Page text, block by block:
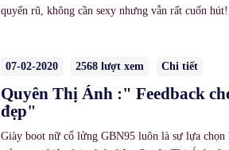
quyến rũ, không cần sexy nhưng vẫn rất cuốn hút!
07-02-2020 2568 lượt xem Chi tiết
Quyên Thị Ánh :" Feedback
đẹp"
Giày boot nữ cổ lửng GBN95 luôn là sự lựa chọn